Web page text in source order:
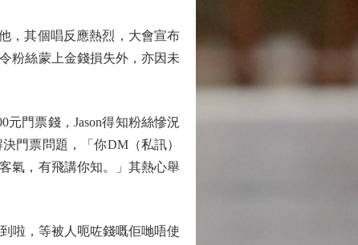
，其個唱反應熱烈，大會宣布
粉絲蒙上金錢損失外，亦因未
門票錢，Jason得知粉絲慘況
門票問題，「你DM（私訊）
氣，有飛講你知。」其熱心舉
啦，等被人呃咗錢嘅佢哋唔使